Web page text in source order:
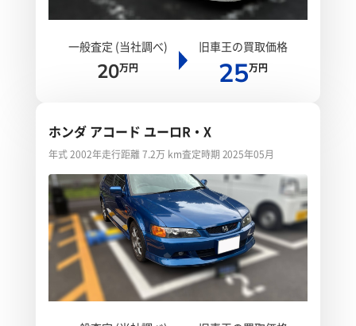
一般査定 (当社調べ)
20万円
旧車王の買取価格
25万円
ホンダ アコード ユーロR・X
年式 2002年走行距離 7.2万 km査定時期 2025年05月